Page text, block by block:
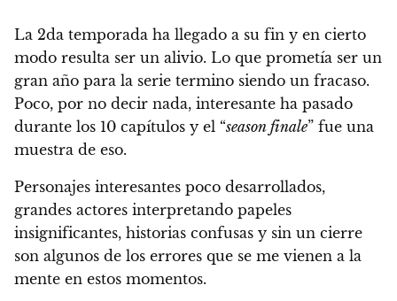
La 2da temporada ha llegado a su fin y en cierto
modo resulta ser un alivio. Lo que prometía ser un
gran año para la serie termino siendo un fracaso.
Poco, por no decir nada, interesante ha pasado
durante los 10 capítulos y el “season finale” fue una
muestra de eso.
Personajes interesantes poco desarrollados,
grandes actores interpretando papeles
insignificantes, historias confusas y sin un cierre
son algunos de los errores que se me vienen a la
mente en estos momentos.